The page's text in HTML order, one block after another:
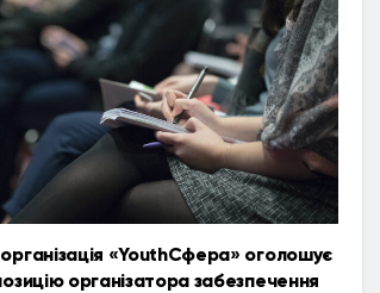
«YouthСфера» оголошує
організатора забезпечення